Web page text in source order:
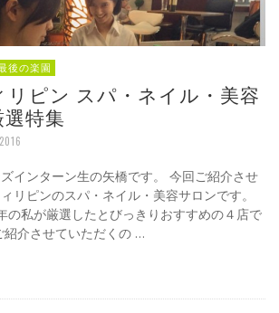
後の楽園
リピン スパ・ネイル・美容
特集
インターン生の矢橋です。 今回ご紹介させ
リピンのスパ・ネイル・美容サロンです。
の私が厳選したとびっきりおすすめの４店で
介させていただくの …